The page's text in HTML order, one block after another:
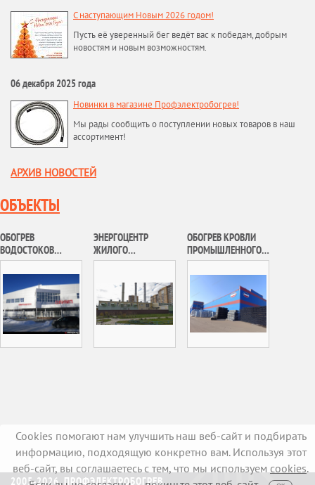
С наступающим Новым 2026 годом!
Пусть её уверенный бег ведёт вас к победам, добрым
новостям и новым возможностям.
06 декабря 2025 года
Новинки в магазине Профэлектробогрев!
Мы рады сообщить о поступлении новых товаров в наш
ассортимент!
АРХИВ НОВОСТЕЙ
ОБЪЕКТЫ
ОБОГРЕВ
ВОДОСТОКОВ
ДВОРЦА СПОРТА
«ОЛИМП»
ЭНЕРГОЦЕНТР
ЖИЛОГО
КОМПЛЕКСА
ОБОГРЕВ КРОВЛИ
ПРОМЫШЛЕННОГО
ЗДАНИЯ В Г. ТРОИЦК
2005-2026, ПРОФЭЛЕКТРОБОГРЕВ
Cookies помогают нам улучшить наш веб-сайт и подбирать
информацию, подходящую конкретно вам. Используя этот
веб-сайт, вы соглашаетесь с тем, что мы используем cookies.